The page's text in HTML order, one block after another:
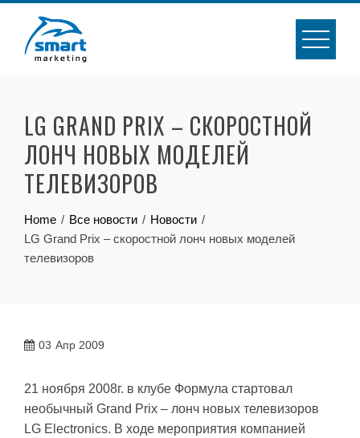
content
LG GRAND PRIX – СКОРОСТНОЙ
ЛОНЧ НОВЫХ МОДЕЛЕЙ
ТЕЛЕВИЗОРОВ
Home Все новости
Новости
LG Grand Prix – скоростной лонч новых моделей
телевизоров
03 Апр 2009
21 ноября 2008г. в клубе Формула стартовал
необычный Grand Prix – лонч новых телевизоров
LG Electronics. В ходе мероприятия компанией